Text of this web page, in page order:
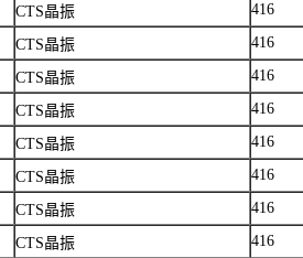
CTS晶振
416
CTS晶振
416
CTS晶振
416
CTS晶振
416
CTS晶振
416
CTS晶振
416
CTS晶振
416
CTS晶振
416